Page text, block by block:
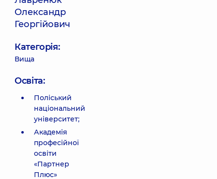
Олександр
Георгійович
Категорія:
Вища
Освіта:
Поліський
національний
університет;
Академія
професійної
освіти
«Партнер
Плюс»